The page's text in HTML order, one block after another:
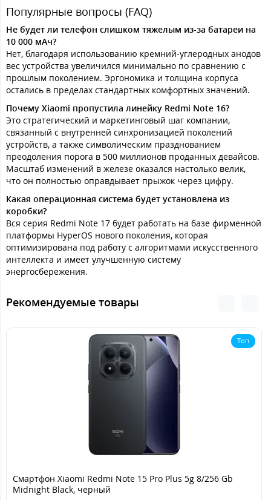
Популярные вопросы (FAQ)
Не будет ли телефон слишком тяжелым из-за батареи на
10 000 мАч?
Нет, благодаря использованию кремний-углеродных анодов
вес устройства увеличился минимально по сравнению с
прошлым поколением. Эргономика и толщина корпуса
остались в пределах стандартных комфортных значений.
Почему Xiaomi пропустила линейку Redmi Note 16?
Это стратегический и маркетинговый шаг компании,
связанный с внутренней синхронизацией поколений
устройств, а также символическим празднованием
преодоления порога в 500 миллионов проданных девайсов.
Масштаб изменений в железе оказался настолько велик,
что он полностью оправдывает прыжок через цифру.
Какая операционная система будет установлена из
коробки?
Вся серия Redmi Note 17 будет работать на базе фирменной
платформы HyperOS нового поколения, которая
оптимизирована под работу с алгоритмами искусственного
интеллекта и имеет улучшенную систему
энергосбережения.
Рекомендуемые товары
Топ
Смартфон Xiaomi Redmi Note 15 Pro Plus 5g 8/256 Gb
Midnight Black, черный